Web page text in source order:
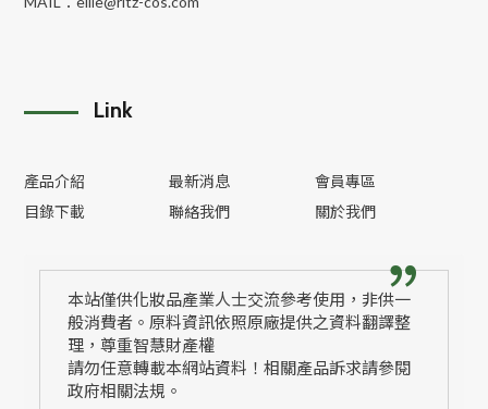
Link
產品介紹 最新消息
會員專區
目錄下載
聯絡我們 關於我們
本站僅供化妝品產業人士交流參考使用，非供一
般消費者。原料資訊依照原廠提供之資料翻譯整
理，尊重智慧財產權
請勿任意轉載本網站資料！相關產品訴求請參閱
政府相關法規。